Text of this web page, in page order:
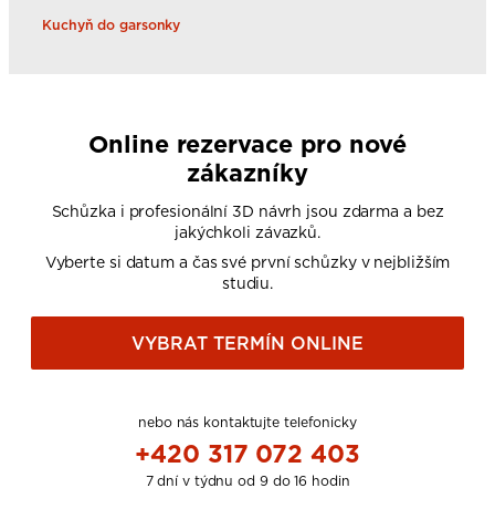
Kuchyň do garsonky
Online rezervace pro nové
zákazníky
Schůzka i profesionální 3D návrh jsou zdarma a bez
jakýchkoli závazků.
Vyberte si datum a čas své první schůzky v nejbližším
studiu.
VYBRAT TERMÍN ONLINE
nebo nás kontaktujte telefonicky
+420 317 072 403
7 dní v týdnu od 9 do 16 hodin